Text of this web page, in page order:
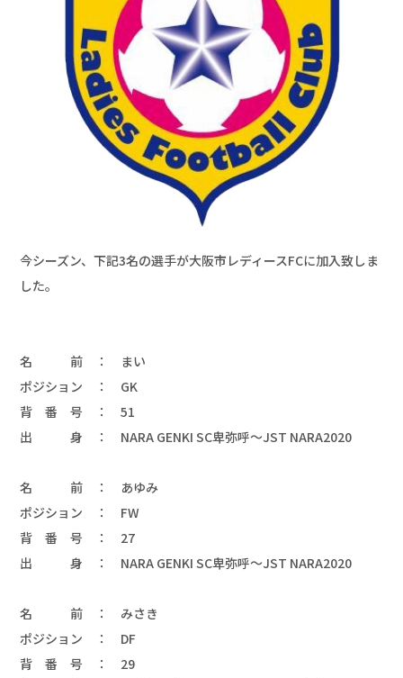
今シーズン、下記3名の選手が大阪市レディースFCに加入致しま
した。
名　　　前　：　まい
ポジション　：　GK
背　番　号　：　51
出　　　身　：　NARA GENKI SC卑弥呼～JST NARA2020
名　　　前　：　あゆみ
ポジション　：　FW
背　番　号　：　27
出　　　身　：　NARA GENKI SC卑弥呼～JST NARA2020
名　　　前　：　みさき
ポジション　：　DF
背　番　号　：　29